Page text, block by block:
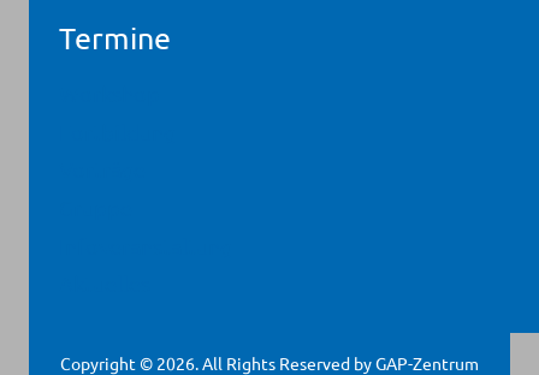
Termine
Copyright © 2026. All Rights Reserved by GAP-Zentrum